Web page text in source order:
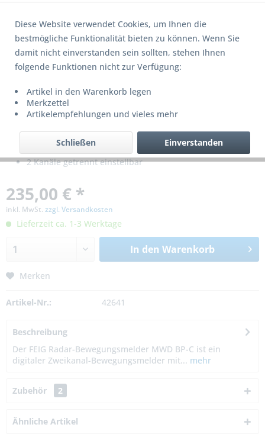
Für Innen-& Außenbereich
2 Kanäle getrennt einstellbar
235,00 € *
inkl. MwSt. zzgl. Versandkosten
Lieferzeit ca. 1-3 Werktage
In den Warenkorb
Merken
Artikel-Nr.: 42641
Beschreibung
Der FEIG Radar-Bewegungsmelder MWD BP-C ist ein
digitaler Zweikanal-Bewegungsmelder mit... mehr
Zubehör 2
Ähnliche Artikel
Diese Website verwendet Cookies, um Ihnen die
bestmögliche Funktionalität bieten zu können. Wenn Sie
damit nicht einverstanden sein sollten, stehen Ihnen
folgende Funktionen nicht zur Verfügung:
Artikel in den Warenkorb legen
Merkzettel
Artikelempfehlungen und vieles mehr
Einverstanden
Schließen